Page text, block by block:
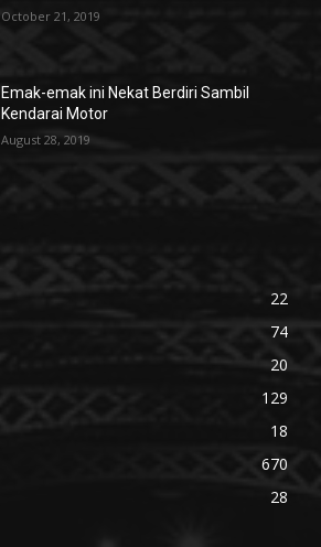
October 21, 2019
Emak-emak ini Nekat Berdiri Sambil
Kendarai Motor
August 28, 2019
22
74
20
129
18
670
28